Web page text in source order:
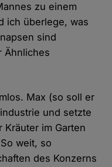
zu einem
ich überlege, was
sind
Ähnliches
Max (so soll er
und setzte
Kräuter im Garten
weit, so
des Konzerns